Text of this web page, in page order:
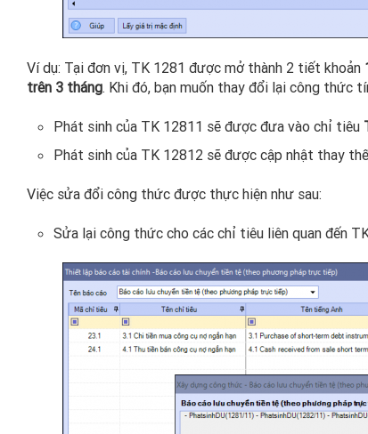
Ví dụ: Tại đơn vị, TK 1281 được mở thành 2 tiết khoản
trên 3 tháng. Khi đó, bạn muốn thay đổi lại công thức
Phát sinh của TK 12811 sẽ được đưa vào chỉ tiêu
Phát sinh của TK 12812 sẽ được cập nhật thay
Việc sửa đổi công thức được thực hiện như sau:
Sửa lại công thức cho các chỉ tiêu liên quan đến